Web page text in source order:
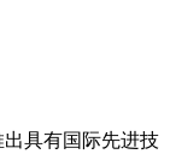
具有国际先进技